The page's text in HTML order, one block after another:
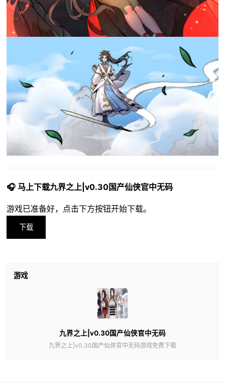
🎧 马上下载九界之上|v0.30国产仙侠官中无码
游戏已准备好，点击下方按钮开始下载。
下载
游戏
九界之上|v0.30国产仙侠官中无码
九界之上|v0.30国产仙侠官中无码游戏免费下载